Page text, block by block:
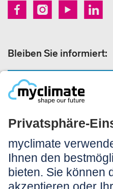
Bleiben Sie informiert:
Rechtliches:
Impressum
Nutzungshinweis